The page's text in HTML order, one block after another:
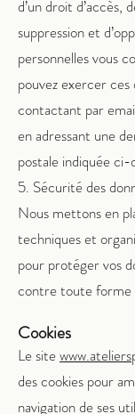
d’un droit d’accès,
suppression et
personnelles vous
pouvez exercer
contactant par
en adressant une
postale indiquée ci-
5. Sécurité des
Nous mettons en
techniques et
pour protéger vos
contre toute forme
Cookies
Le site
des cookies pour
navigation de ses